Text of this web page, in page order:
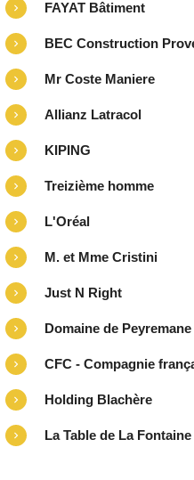
FAYAT Bâtiment
BEC Construction
Mr Coste Maniere
Allianz Latracol
KIPING
Treizième homme
L'Oréal
M. et Mme Cristini
Just N Right
Domaine de Peyremane
CFC - Compagnie
Holding Blachère
La Table de La Fontaine